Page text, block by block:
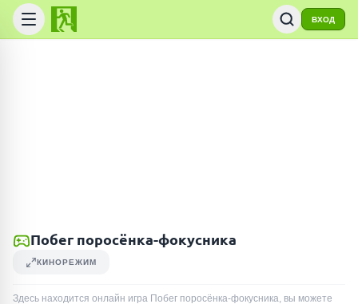
ВХОД
Побег поросёнка-фокусника
КИНОРЕЖИМ
Здесь находится онлайн игра Побег поросёнка-фокусника, вы можете